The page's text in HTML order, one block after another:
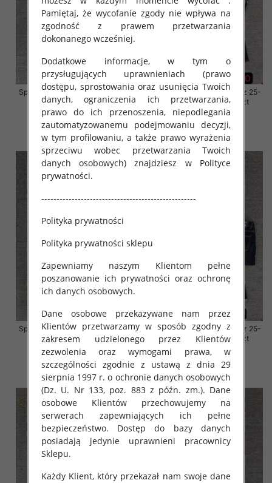
Spodnie damskie jeansy Roz 25-
30, 1 Kolor Paczka 10 szt
61.00 zł
szczegóły
Spodnie damskie jeansy Roz 25-
30, 1 Kolor Paczka 10 szt
61.00 zł
szczegóły
Spodnie damskie jeansy Roz 25-
30, 1 Kolor Paczka 10 szt
57.00 zł
szczegóły
Spodnie damskie jeansy Roz 25-
30, 1 Kolor Paczka 10 szt
57.00 zł
szczegóły
Pamiętaj, że wycofanie zgody nie wpływa na
zgodność z prawem przetwarzania
dokonanego wcześniej.
Dodatkowe informacje, w tym o
przysługujących uprawnieniach (prawo
dostępu, sprostowania oraz usunięcia Twoich
danych, ograniczenia ich przetwarzania,
prawo do ich przenoszenia, niepodlegania
zautomatyzowanemu podejmowaniu decyzji,
w tym profilowaniu, a także prawo wyrażenia
sprzeciwu wobec przetwarzania Twoich
danych osobowych) znajdziesz w Polityce
prywatności.
---------------------------------------------------
Polityka prywatności
Polityka prywatności sklepu
Zapewniamy naszym Klientom pełne
poszanowanie ich prywatności oraz ochronę
ich danych osobowych.
Dane osobowe przekazywane nam przez
Klientów przetwarzamy w sposób zgodny z
zakresem udzielonego przez Klientów
zezwolenia oraz wymogami prawa, w
szczególności zgodnie z ustawą z dnia 29
sierpnia 1997 r. o ochronie danych osobowych
(Dz. U. Nr 133, poz. 883 z późn. zm.). Dane
osobowe Klientów przechowujemy na
serwerach zapewniających ich pełne
bezpieczeństwo. Dostęp do bazy danych
posiadają jedynie uprawnieni pracownicy
Sklepu.
Każdy Klient, który przekazał nam swoje dane